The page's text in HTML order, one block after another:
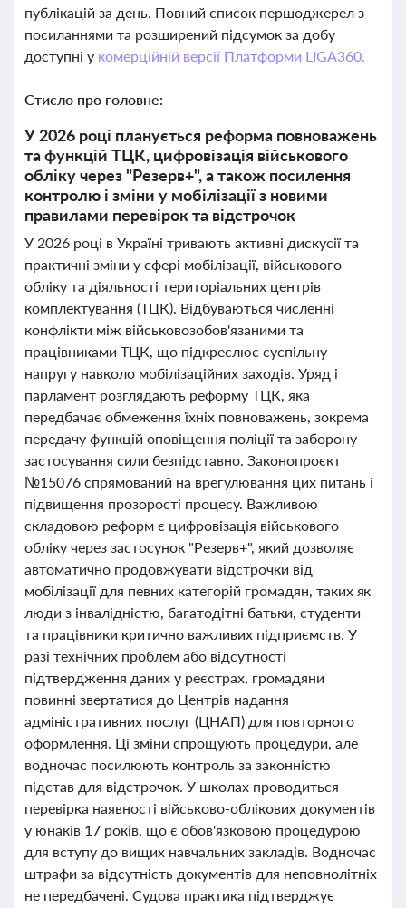
публікацій за день. Повний список першоджерел з
посиланнями та розширений підсумок за добу
доступні у комерційній версії Платформи LIGA360.
Стисло про головне:
У 2026 році планується реформа повноважень
та функцій ТЦК, цифровізація військового
обліку через "Резерв+", а також посилення
контролю і зміни у мобілізації з новими
правилами перевірок та відстрочок
У 2026 році в Україні тривають активні дискусії та
практичні зміни у сфері мобілізації, військового
обліку та діяльності територіальних центрів
комплектування (ТЦК). Відбуваються численні
конфлікти між військовозобов'язаними та
працівниками ТЦК, що підкреслює суспільну
напругу навколо мобілізаційних заходів. Уряд і
парламент розглядають реформу ТЦК, яка
передбачає обмеження їхніх повноважень, зокрема
передачу функцій оповіщення поліції та заборону
застосування сили безпідставно. Законопроєкт
№15076 спрямований на врегулювання цих питань і
підвищення прозорості процесу. Важливою
складовою реформ є цифровізація військового
обліку через застосунок "Резерв+", який дозволяє
автоматично продовжувати відстрочки від
мобілізації для певних категорій громадян, таких як
люди з інвалідністю, багатодітні батьки, студенти
та працівники критично важливих підприємств. У
разі технічних проблем або відсутності
підтвердження даних у реєстрах, громадяни
повинні звертатися до Центрів надання
адміністративних послуг (ЦНАП) для повторного
оформлення. Ці зміни спрощують процедури, але
водночас посилюють контроль за законністю
підстав для відстрочок. У школах проводиться
перевірка наявності військово-облікових документів
у юнаків 17 років, що є обов'язковою процедурою
для вступу до вищих навчальних закладів. Водночас
штрафи за відсутність документів для неповнолітніх
не передбачені. Судова практика підтверджує